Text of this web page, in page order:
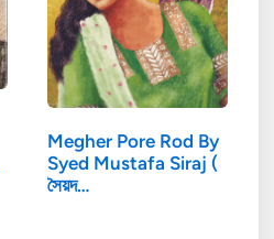
Megher Pore Rod By
Syed Mustafa Siraj (
সৈয়দ…